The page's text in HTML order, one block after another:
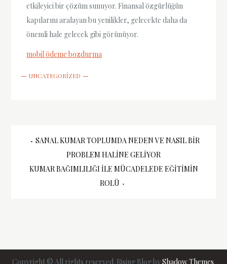
etkileyici bir çözüm sunuyor. Finansal özgürlüğün
kapılarını aralayan bu yenilikler, gelecekte daha da
önemli hale gelecek gibi görünüyor.
mobil ödeme bozdurma
UNCATEGORIZED
Yazı
gezinmesi
SANAL KUMAR TOPLUMDA NEDEN VE NASIL BIR
PROBLEM HALINE GELIYOR
KUMAR BAĞIMLILIĞI ILE MÜCADELEDE EĞITIMIN
ROLÜ
Copyright © All rights reserved. Rising Blog byShadow Themes.